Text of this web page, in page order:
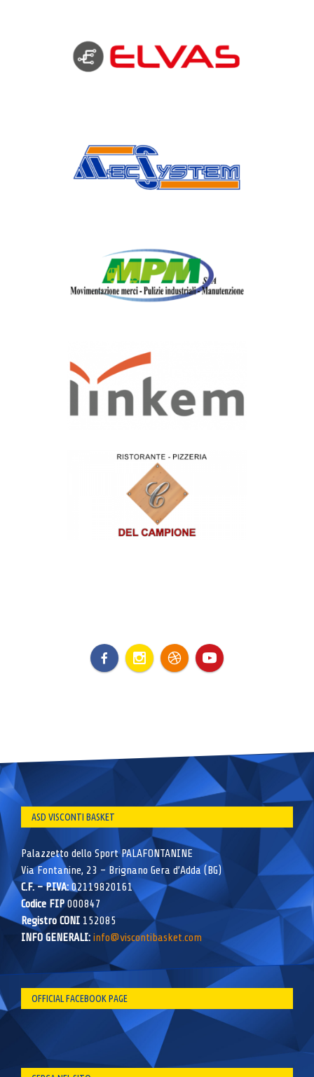
ASD VISCONTI BASKET
Palazzetto dello Sport PALAFONTANINE
Via Fontanine, 23 – Brignano Gera d’Adda (BG)
C.F. – P.IVA:02119820161
Codice FIP000847
Registro CONI 152085
INFO GENERALI: info@viscontibasket.com
OFFICIAL FACEBOOK PAGE